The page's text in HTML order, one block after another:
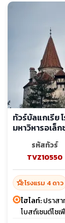
ทัวร์บัลแกเรีย
มหาวิหารอเล็
รหัสทัวร์
TVZ10550
hotel_classโรงแรม 4 ดาว
ไฮไลท์:ปราส
โบสถ์เซนต์โซเ